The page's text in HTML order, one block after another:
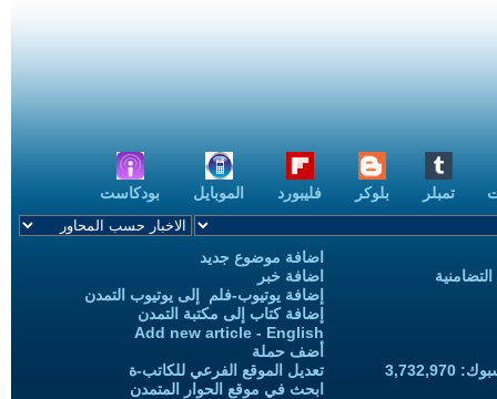
تمبلر بلوكر فليبورد الموبايل بودكاست
اضافة موضوع جديد
اضافة خبر
إضافة يوتيوب-فلم إلى يوتيوب التمدن
إضافة كتاب إلى مكتبة التمدن
Add new article - English
أضف حملة
تعديل الموقع الفرعي للكاتب-ة
ابحث في موقع الحوار المتمدن